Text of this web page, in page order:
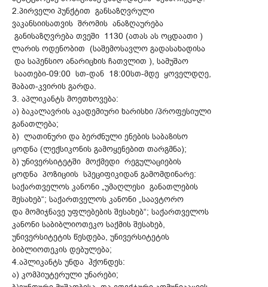
2.პირველი პუნქტით განსაზღვრული
ვაკანსიისათვის შრომის ანაზღაურება
განისაზღვრება თვეში 1130 (ათას ას ოცდაათი )
ლარის ოდენობით (საშემოსავლო გადასახადისა
და საპენსიო ანარიცხის ჩათვლით ), სამუშაო
საათები-09:00 სთ-დან 18:00სთ-მდე ყოველდღე,
შაბათ-კვირის გარდა.
3. აპლიკანტს მოეთხოვება:
ა) ბაკალავრის აკადემიური ხარისხი /პროფესიული
განათლება;
ბ) ლათინური და ბერძნული ენების საბაზისო
ცოდნა (ლექსიკონის გამოყენებით თარგმნა);
ბ) უნივერსიტეტში მოქმედი რეგულაციების
ცოდნა პოზიციის სპეციფიკიდან გამომდინარე:
საქართველოს კანონი „უმაღლესი განათლების
შესახებ“; საქართველოს კანონი „საავტორო
და მომიჯნავე უფლებების შესახებ“; საქართველოს
კანონი საბიბლიოთეკო საქმის შესახებ,
უნივერსიტეტის წესდება, უნივერსიტეტის
ბიბლიოთეკის დებულება;
4.აპლიკანტს უნდა ჰქონდეს:
ა) კომპიუტერული უნარები;